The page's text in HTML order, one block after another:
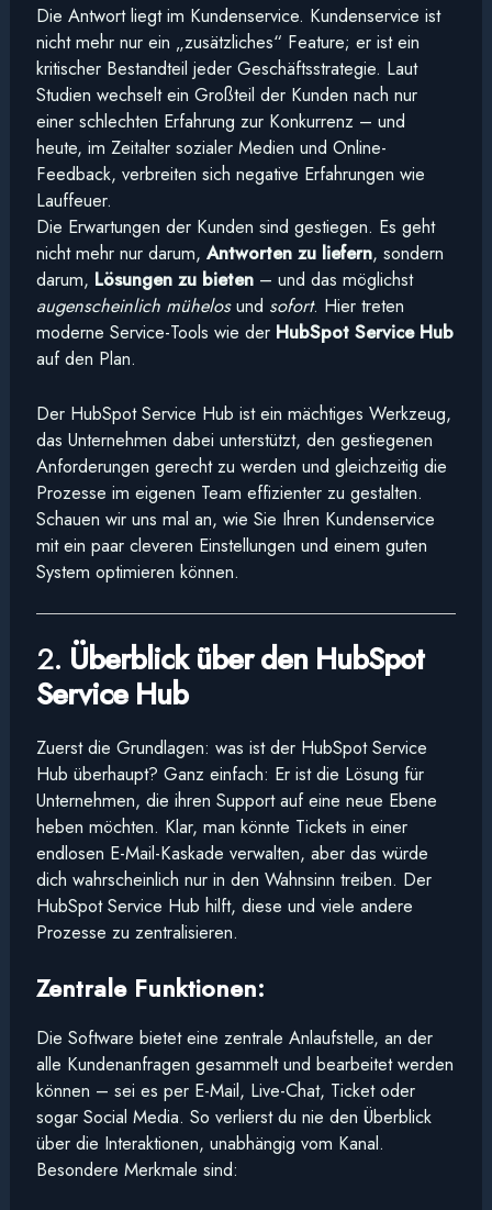
Die Antwort liegt im Kundenservice. Kundenservice ist
nicht mehr nur ein „zusätzliches“ Feature; er ist ein
kritischer Bestandteil jeder Geschäftsstrategie. Laut
Studien wechselt ein Großteil der Kunden nach nur
einer schlechten Erfahrung zur Konkurrenz – und
heute, im Zeitalter sozialer Medien und Online-
Feedback, verbreiten sich negative Erfahrungen wie
Lauffeuer.
Die Erwartungen der Kunden sind gestiegen. Es geht
nicht mehr nur darum, Antworten zu liefern, sondern
darum, Lösungen zu bieten– und das möglichst
augenscheinlich mühelosund sofort. Hier treten
moderne Service-Tools wie der HubSpot Service Hub
auf den Plan.
Der HubSpot Service Hub ist ein mächtiges Werkzeug,
das Unternehmen dabei unterstützt, den gestiegenen
Anforderungen gerecht zu werden und gleichzeitig die
Prozesse im eigenen Team effizienter zu gestalten.
Schauen wir uns mal an, wie Sie Ihren Kundenservice
mit ein paar cleveren Einstellungen und einem guten
System optimieren können.
2. Überblick über den HubSpot
Service Hub
Zuerst die Grundlagen: was ist der HubSpot Service
Hub überhaupt? Ganz einfach: Er ist die Lösung für
Unternehmen, die ihren Support auf eine neue Ebene
heben möchten. Klar, man könnte Tickets in einer
endlosen E-Mail-Kaskade verwalten, aber das würde
dich wahrscheinlich nur in den Wahnsinn treiben. Der
HubSpot Service Hub hilft, diese und viele andere
Prozesse zu zentralisieren.
Zentrale Funktionen:
Die Software bietet eine zentrale Anlaufstelle, an der
alle Kundenanfragen gesammelt und bearbeitet werden
können – sei es per E-Mail, Live-Chat, Ticket oder
sogar Social Media. So verlierst du nie den Überblick
über die Interaktionen, unabhängig vom Kanal.
Besondere Merkmale sind: